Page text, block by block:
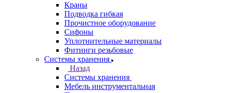
Краны
Подводка гибкая
Прочистное оборудование
Сифоны
Уплотнительные материалы
Фитинги резьбовые
Системы хранения
Назад
Системы хранения
Мебель инструментальная